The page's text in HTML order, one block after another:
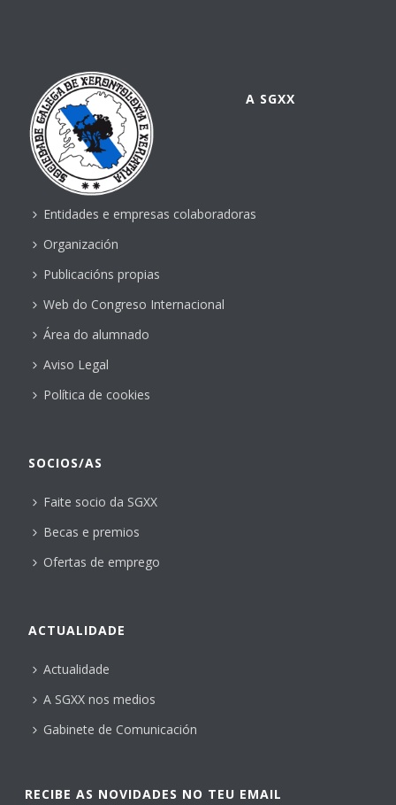
A SGXX
Entidades e empresas colaboradoras
Organización
Publicacións propias
Web do Congreso Internacional
Área do alumnado
Aviso Legal
Política de cookies
SOCIOS/AS
Faite socio da SGXX
Becas e premios
Ofertas de emprego
ACTUALIDADE
Actualidade
A SGXX nos medios
Gabinete de Comunicación
RECIBE AS NOVIDADES NO TEU EMAIL